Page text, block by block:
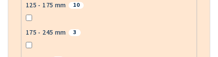
125 - 175 mm 10
175 - 245 mm 3